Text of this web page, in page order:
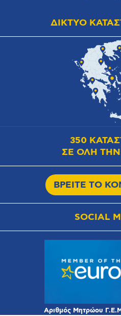
ΔΙΚΤΥΟ
350
ΣΕ ΟΛΗ
ΒΡΕΙΤΕ ΤΟ
SOCIAL